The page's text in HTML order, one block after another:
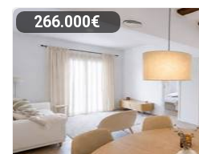
266.000€